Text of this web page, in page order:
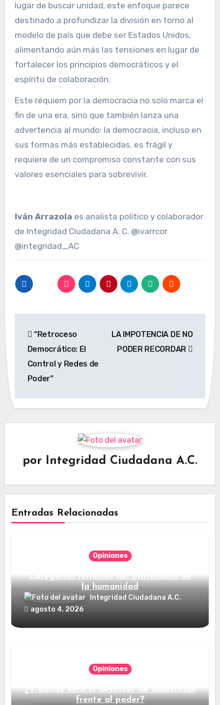
lugar de buscar unidad, este enfoque parece
destinado a profundizar la división en torno al
modelo de país que debe ser Estados Unidos,
alimentando aún más las tensiones en lugar de
fortalecer los principios democráticos y el
espíritu de colaboración.
Este réquiem por la democracia no solo marca el
fin de una era, sino que también lanza una
advertencia al mundo: la democracia, incluso en
sus formas más establecidas, es frágil y
requiere de un compromiso constante con sus
valores esenciales para sobrevivir.
Iván Arrazola es analista político y colaborador
de Integridad Ciudadana A. C. @ivarrcor
@integridad_AC
de
entradas
“Retroceso
Democrático: El
Control y Redes de
Poder”
LA IMPOTENCIA DE NO
PODER RECORDAR
por Integridad Ciudadana A.C.
Entradas Relacionadas
Opiniones
Categorías jurídicas del patrimonio de
la humanidad
Integridad Ciudadana A.C.
agosto 4, 2026
Opiniones
¿Y dónde está el defensor de audiencias
frente al poder?